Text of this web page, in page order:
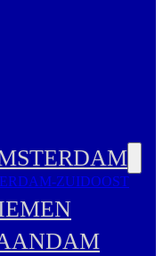
ZUIDOOST